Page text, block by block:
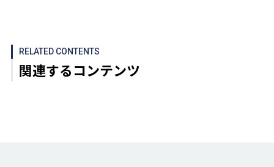
RELATED CONTENTS
関連するコンテンツ